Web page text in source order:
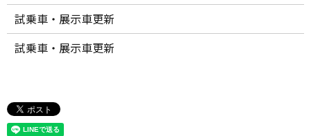
試乗車・展示車更新
試乗車・展示車更新